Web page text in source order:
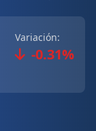
Variación:
-0.31%